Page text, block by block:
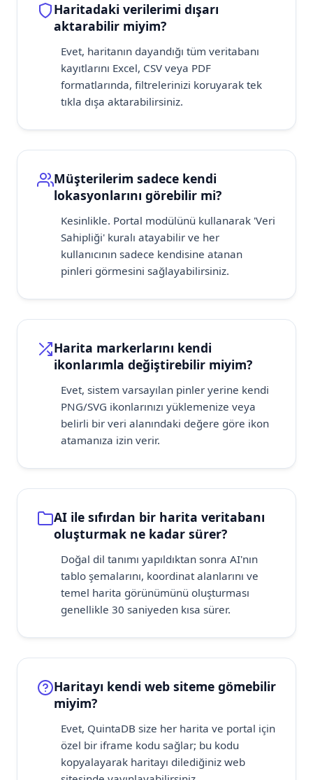
Haritadaki verilerimi dışarı
aktarabilir miyim?
Evet, haritanın dayandığı tüm veritabanı
kayıtlarını Excel, CSV veya PDF
formatlarında, filtrelerinizi koruyarak tek
tıkla dışa aktarabilirsiniz.
Müşterilerim sadece kendi
lokasyonlarını görebilir mi?
Kesinlikle. Portal modülünü kullanarak 'Veri
Sahipliği' kuralı atayabilir ve her
kullanıcının sadece kendisine atanan
pinleri görmesini sağlayabilirsiniz.
Harita markerlarını kendi
ikonlarımla değiştirebilir miyim?
Evet, sistem varsayılan pinler yerine kendi
PNG/SVG ikonlarınızı yüklemenize veya
belirli bir veri alanındaki değere göre ikon
atamanıza izin verir.
AI ile sıfırdan bir harita veritabanı
oluşturmak ne kadar sürer?
Doğal dil tanımı yapıldıktan sonra AI'nın
tablo şemalarını, koordinat alanlarını ve
temel harita görünümünü oluşturması
genellikle 30 saniyeden kısa sürer.
Haritayı kendi web siteme gömebilir
miyim?
Evet, QuintaDB size her harita ve portal için
özel bir iframe kodu sağlar; bu kodu
kopyalayarak haritayı dilediğiniz web